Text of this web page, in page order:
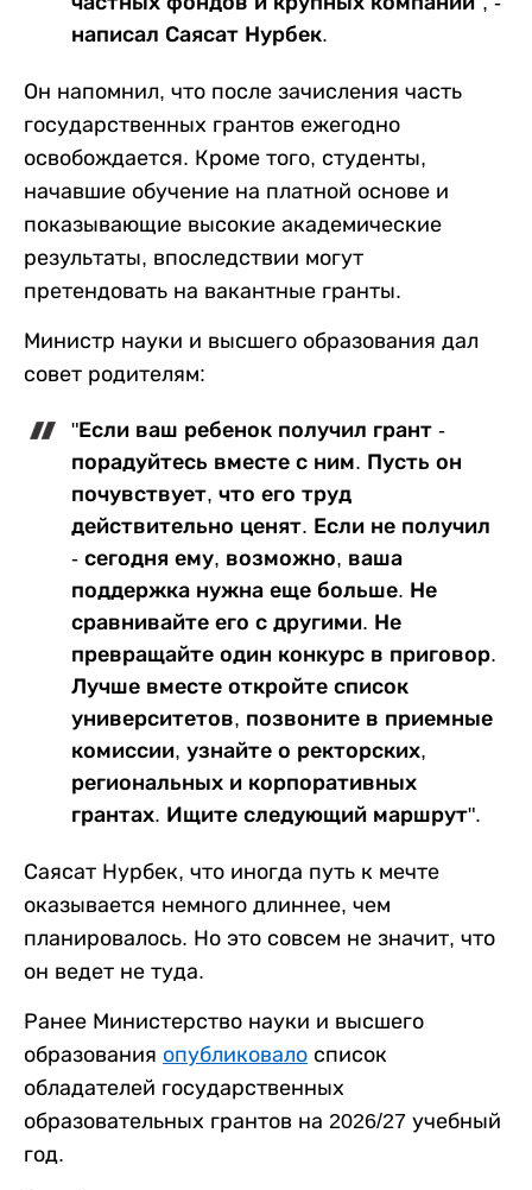
написал Саясат Нурбек.
Он напомнил, что после зачисления часть
государственных грантов ежегодно
освобождается. Кроме того, студенты,
начавшие обучение на платной основе и
показывающие высокие академические
результаты, впоследствии могут
претендовать на вакантные гранты.
Министр науки и высшего образования дал
совет родителям:
"Если ваш ребенок получил грант -
порадуйтесь вместе с ним. Пусть он
почувствует, что его труд
действительно ценят. Если не получил
- сегодня ему, возможно, ваша
поддержка нужна еще больше. Не
сравнивайте его с другими. Не
превращайте один конкурс в приговор.
Лучше вместе откройте список
университетов, позвоните в приемные
комиссии, узнайте о ректорских,
региональных и корпоративных
грантах. Ищите следующий маршрут".
Саясат Нурбек, что иногда путь к мечте
оказывается немного длиннее, чем
планировалось. Но это совсем не значит, что
он ведет не туда.
Ранее Министерство науки и высшего
образования опубликовало список
обладателей государственных
образовательных грантов на 2026/27 учебный
год.